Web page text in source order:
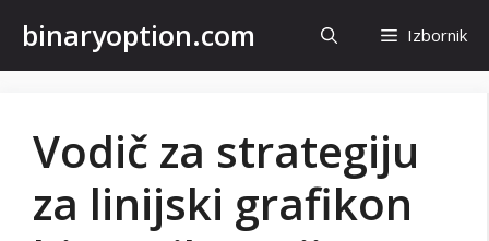
sadržaj
binaryoption.com Izbornik
Vodič za strategiju
za linijski grafikon